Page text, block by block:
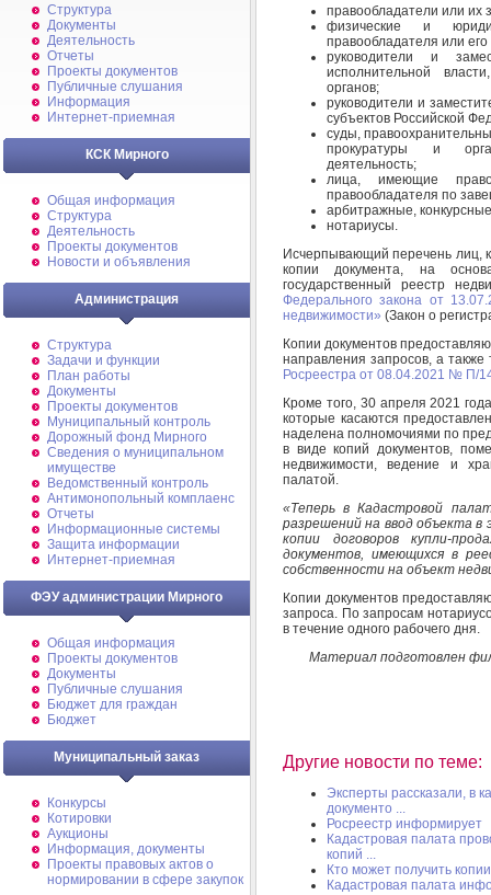
Структура
Документы
Деятельность
Отчеты
Проекты документов
Публичные слушания
Информация
Интернет-приемная
КСК Мирного
Общая информация
Структура
Деятельность
Проекты документов
Новости и объявления
Администрация
Структура
Задачи и функции
План работы
Документы
Проекты документов
Муниципальный контроль
Дорожный фонд Мирного
Cведения о муниципальном
имуществе
Ведомственный контроль
Антимонопольный комплаенс
Отчеты
Информационные системы
Защита информации
Интернет-приемная
ФЭУ администрации Мирного
Общая информация
Проекты документов
Документы
Публичные слушания
Бюджет для граждан
Бюджет
Муниципальный заказ
Конкурсы
Котировки
Аукционы
Информация, документы
Проекты правовых актов о
нормировании в сфере закупок
правообладатели или их
физические и
правообладателя или
руководители и
исполнительной
органов;
руководители и
субъектов Российской
суды,
прокуратуры и
деятельность;
лица, имеющие
правообладателя по
арбитражные,
нотариусы.
Исчерпывающий перечень лиц,
копии документа, на
государственный реестр
Федерального закона от
недвижимости» (Закон о
Копии документов
направления запросов, а
Росреестра от 08.04.2021 № П/
Кроме того, 30 апреля 2021
которые касаются
наделена полномочиями по
в виде копий документов,
недвижимости, ведение и
палатой.
«Теперь в Кадастровой
разрешений на ввод объекта в
копии договоров купли-
документов, имеющихся в
собственности на объект
Копии документов
запроса. По запросам
в течение одного рабочего дня.
Материал подготовлен
Другие новости по теме:
Эксперты рассказали, в
документо ...
Росреестр информирует
Кадастровая палата
копий ...
Кто может получить
Кадастровая палата